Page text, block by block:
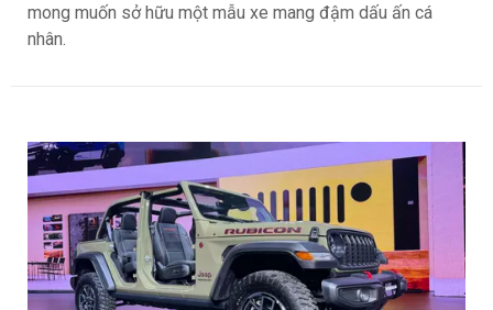
mong muốn sở hữu một mẫu xe mang đậm dấu ấn cá
nhân.